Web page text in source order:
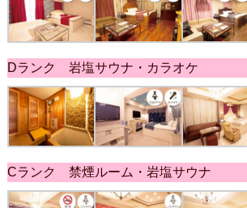
Dランク 岩塩サウナ・カラオケ
Cランク 禁煙ルーム・岩塩サウナ